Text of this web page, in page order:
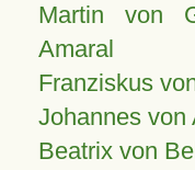
Martin von
Amaral
Franziskus
Johannes von
Beatrix von